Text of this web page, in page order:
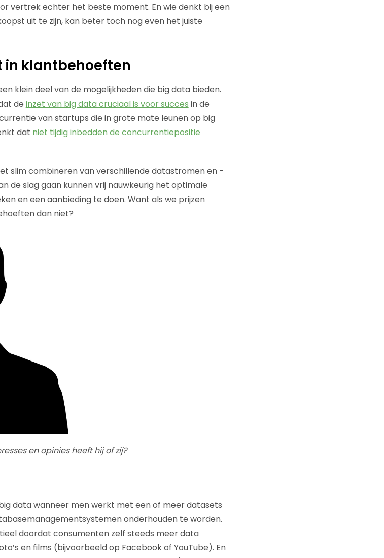
vertrek echter het beste moment. En wie denkt bij een
uit te zijn, kan beter toch nog even het juiste
in klantbehoeften
klein deel van de mogelijkheden die big data bieden.
de inzet van big data cruciaal is voor succes in de
van startups die in grote mate leunen op big
dat niet tijdig inbedden de concurrentiepositie
slim combineren van verschillende datastromen en -
de slag gaan kunnen vrij nauwkeurig het optimale
en een aanbieding te doen. Want als we prijzen
dan niet?
en opinies heeft hij of zij?
data wanneer men werkt met een of meer datasets
onderhouden te worden.
doordat consumenten zelf steeds meer data
en films (bijvoorbeeld op Facebook of YouTube). En